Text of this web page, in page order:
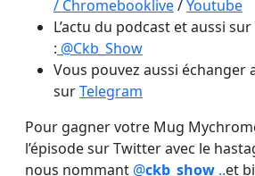
/ Chromebooklive/Youtube
L’actu du podcast et aussi
: @Ckb_Show
Vous pouvez aussi échanger
surTelegram
Pour gagner votre Mug
l’épisode sur Twitter avec le
nous nommant @ckb_show ..et